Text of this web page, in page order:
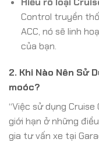
Control truyền
ACC, nó sẽ linh
của bạn.
2. Khi Nào Nên Sử
moóc?
“Việc sử dụng
giới hạn ở những
gia tư vấn xe tại